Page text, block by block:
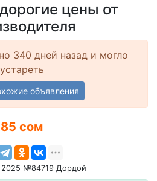
цены от
340 дней назад и могло
устареть
объявления
85 сом
2025 №84719 Дордой